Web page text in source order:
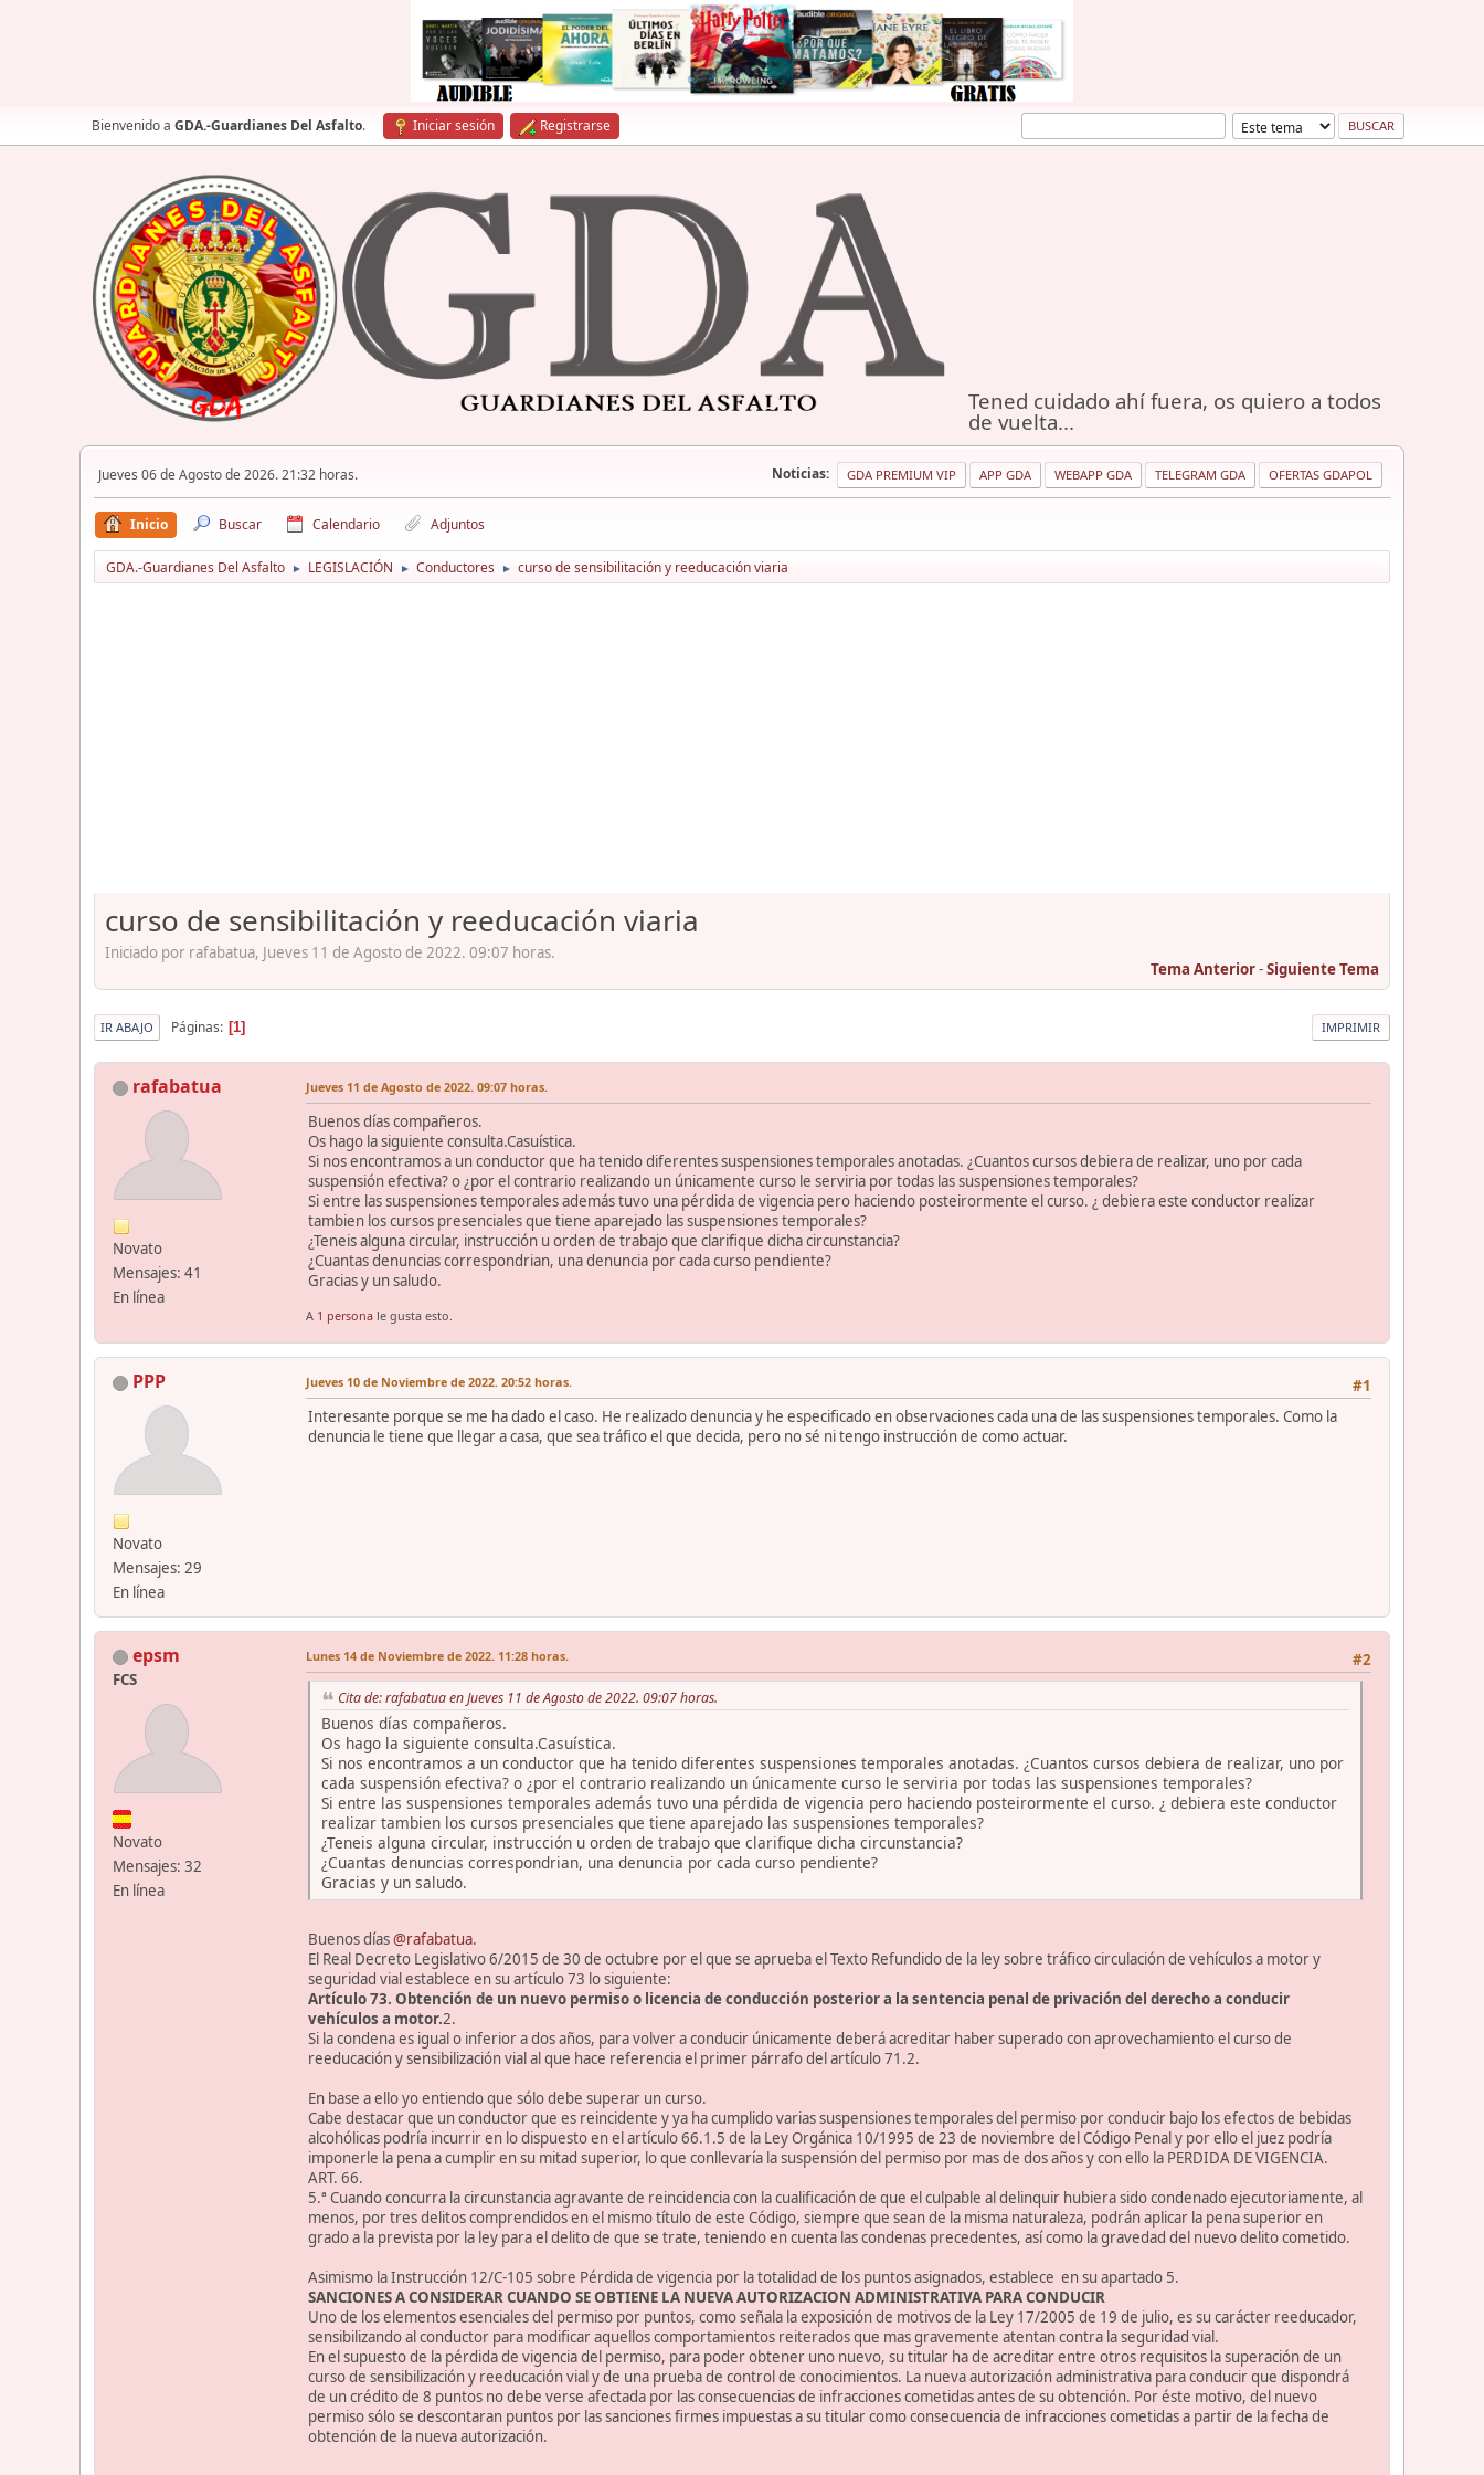
Bienvenido a GDA.-Guardianes Del Asfalto. Iniciar sesión Registrarse
Tened cuidado ahí fuera, os quiero a todos
de vuelta...
Jueves 06 de Agosto de 2026. 21:32 horas. Noticias: GDA PREMIUM VIP APP GDA WEBAPP GDA TELEGRAM GDA OFERTAS GDAPOL
Inicio Buscar Calendario Adjuntos
GDA.-Guardianes Del Asfalto ► LEGISLACIÓN ► Conductores ► curso de sensibilitación y reeducación viaria
curso de sensibilitación y reeducación viaria
Iniciado por rafabatua, Jueves 11 de Agosto de 2022. 09:07 horas.
Tema Anterior-Siguiente Tema
IMPRIMIR
IR ABAJO Páginas 1
rafabatua
Novato
Mensajes: 41
En línea
Jueves 11 de Agosto de 2022. 09:07 horas.
Buenos días compañeros.
Os hago la siguiente consulta.Casuística.
Si nos encontramos a un conductor que ha tenido diferentes suspensiones temporales anotadas. ¿Cuantos cursos debiera de realizar, uno por cada
suspensión efectiva? o ¿por el contrario realizando un únicamente curso le serviria por todas las suspensiones temporales?
Si entre las suspensiones temporales además tuvo una pérdida de vigencia pero haciendo posteirormente el curso. ¿ debiera este conductor realizar
tambien los cursos presenciales que tiene aparejado las suspensiones temporales?
¿Teneis alguna circular, instrucción u orden de trabajo que clarifique dicha circunstancia?
¿Cuantas denuncias correspondrian, una denuncia por cada curso pendiente?
Gracias y un saludo.
A 1 persona le gusta esto.
PPP
Novato
Mensajes: 29
En línea
#1
Jueves 10 de Noviembre de 2022. 20:52 horas.
Interesante porque se me ha dado el caso. He realizado denuncia y he especificado en observaciones cada una de las suspensiones temporales. Como la
denuncia le tiene que llegar a casa, que sea tráfico el que decida, pero no sé ni tengo instrucción de como actuar.
epsm
FCS
Novato
Mensajes: 32
En línea
#2
Lunes 14 de Noviembre de 2022. 11:28 horas.
Cita de: rafabatua en Jueves 11 de Agosto de 2022. 09:07 horas.
Buenos días compañeros.
Os hago la siguiente consulta.Casuística.
Si nos encontramos a un conductor que ha tenido diferentes suspensiones temporales anotadas. ¿Cuantos cursos debiera de realizar, uno por
cada suspensión efectiva? o ¿por el contrario realizando un únicamente curso le serviria por todas las suspensiones temporales?
Si entre las suspensiones temporales además tuvo una pérdida de vigencia pero haciendo posteirormente el curso. ¿ debiera este conductor
realizar tambien los cursos presenciales que tiene aparejado las suspensiones temporales?
¿Teneis alguna circular, instrucción u orden de trabajo que clarifique dicha circunstancia?
¿Cuantas denuncias correspondrian, una denuncia por cada curso pendiente?
Gracias y un saludo.
Buenos días@rafabatua.
El Real Decreto Legislativo 6/2015 de 30 de octubre por el que se aprueba el Texto Refundido de la ley sobre tráfico circulación de vehículos a motor y
seguridad vial establece en su artículo 73 lo siguiente:
Artículo 73. Obtención de un nuevo permiso o licencia de conducción posterior a la sentencia penal de privación del derecho a conducir
vehículos a motor.2.
Si la condena es igual o inferior a dos años, para volver a conducir únicamente deberá acreditar haber superado con aprovechamiento el curso de
reeducación y sensibilización vial al que hace referencia el primer párrafo del artículo 71.2.
En base a ello yo entiendo que sólo debe superar un curso.
Cabe destacar que un conductor que es reincidente y ya ha cumplido varias suspensiones temporales del permiso por conducir bajo los efectos de bebidas
alcohólicas podría incurrir en lo dispuesto en el artículo 66.1.5 de la Ley Orgánica 10/1995 de 23 de noviembre del Código Penal y por ello el juez podría
imponerle la pena a cumplir en su mitad superior, lo que conllevaría la suspensión del permiso por mas de dos años y con ello la PERDIDA DE VIGENCIA.
ART. 66.
5.ª Cuando concurra la circunstancia agravante de reincidencia con la cualificación de que el culpable al delinquir hubiera sido condenado ejecutoriamente, al
menos, por tres delitos comprendidos en el mismo título de este Código, siempre que sean de la misma naturaleza, podrán aplicar la pena superior en
grado a la prevista por la ley para el delito de que se trate, teniendo en cuenta las condenas precedentes, así como la gravedad del nuevo delito cometido.
Asimismo la Instrucción 12/C-105 sobre Pérdida de vigencia por la totalidad de los puntos asignados, establece en su apartado 5.
SANCIONES A CONSIDERAR CUANDO SE OBTIENE LA NUEVA AUTORIZACION ADMINISTRATIVA PARA CONDUCIR
Uno de los elementos esenciales del permiso por puntos, como señala la exposición de motivos de la Ley 17/2005 de 19 de julio, es su carácter reeducador,
sensibilizando al conductor para modificar aquellos comportamientos reiterados que mas gravemente atentan contra la seguridad vial.
En el supuesto de la pérdida de vigencia del permiso, para poder obtener uno nuevo, su titular ha de acreditar entre otros requisitos la superación de un
curso de sensibilización y reeducación vial y de una prueba de control de conocimientos. La nueva autorización administrativa para conducir que dispondrá
de un crédito de 8 puntos no debe verse afectada por las consecuencias de infracciones cometidas antes de su obtención. Por éste motivo, del nuevo
permiso sólo se descontaran puntos por las sanciones firmes impuestas a su titular como consecuencia de infracciones cometidas a partir de la fecha de
obtención de la nueva autorización.